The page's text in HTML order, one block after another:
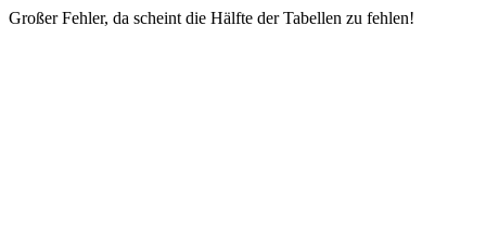
Großer Fehler, da scheint die Hälfte der Tabellen zu fehlen!